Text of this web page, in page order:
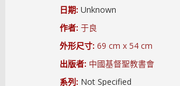
日期: Unknown
作者: 于良
外形尺寸: 69 cm x 54 cm
出版者: 中國基督聖教書會
系列: Not Specified